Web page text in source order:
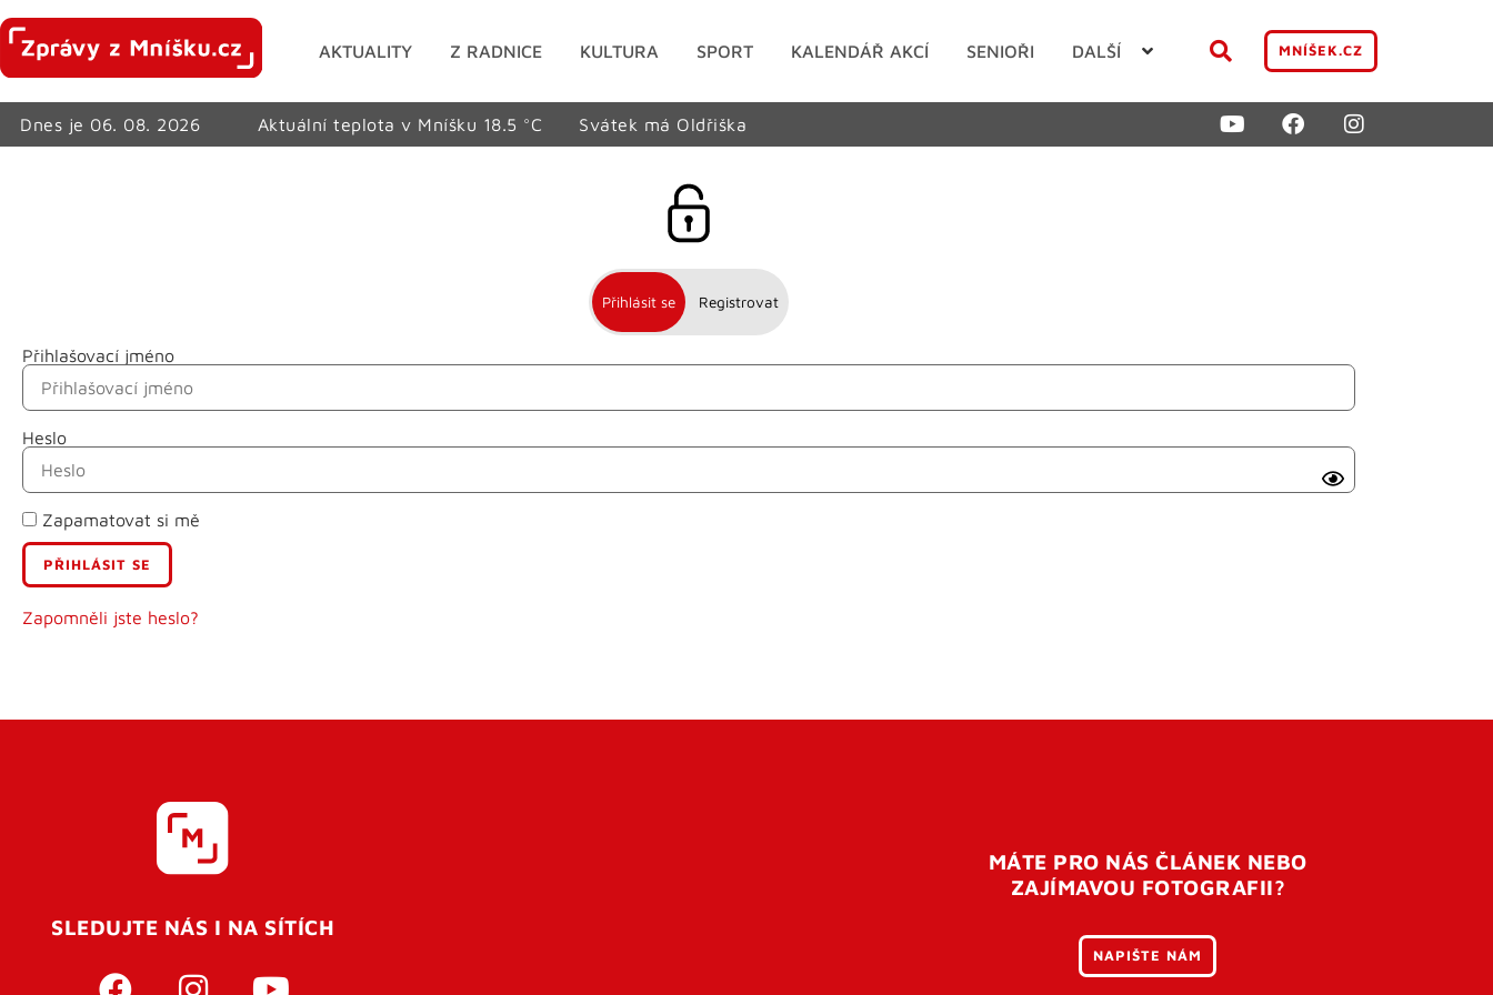
AKTUALITY Z RADNICE KULTURA SPORT KALENDÁŘ AKCÍ SENIOŘI DALŠÍ MNÍŠEK.CZ
Dnes je 06. 08. 2026 Aktuální teplota v Mníšku 18.5 °C Svátek má Oldřiška
Přihlásit se Registrovat
Přihlašovací jméno
Heslo
Zapamatovat si mě
Zapomněli jste heslo?
Jméno
Příjmení
E-mail
Uživatelské jméno
SLEDUJTE NÁS I NA SÍTÍCH
MÁTE PRO NÁS ČLÁNEK NEBO
ZAJÍMAVOU FOTOGRAFII?
NAPIŠTE NÁM